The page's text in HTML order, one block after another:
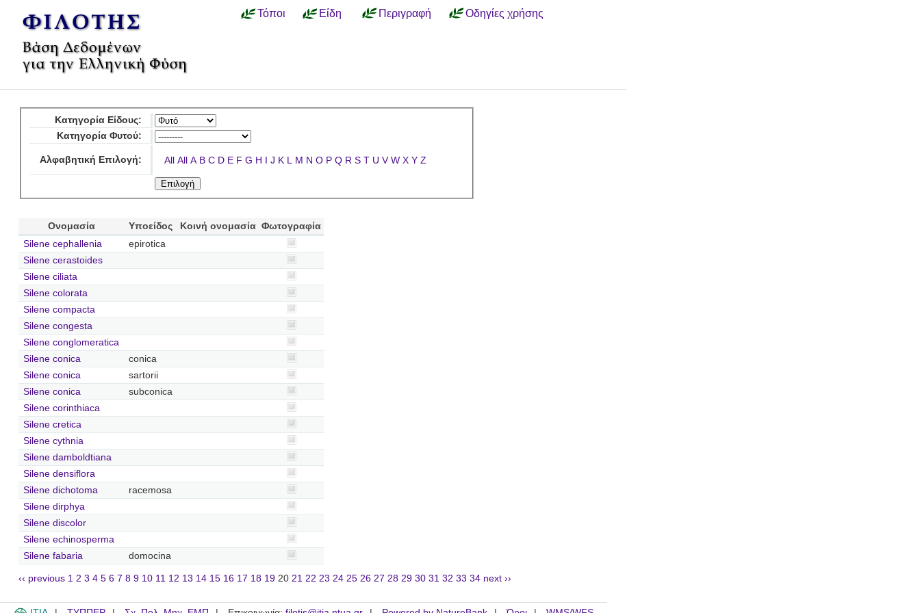
Τόποι Είδη Περιγραφή Οδηγίες χρήσης
Κατηγορία Είδους:
Κατηγορία Φυτού:
Αλφαβητική Επιλογή: All All A B C D E F G H I J K L M N O P Q R S T U V W X Y Z
Ονομασία Υποείδος Κοινή ονομασία Φωτογραφία
Silene cephallenia
epirotica
Silene cerastoides
Silene ciliata
Silene colorata
Silene compacta
Silene congesta
Silene conglomeratica
Silene conica
conica
Silene conica
sartorii
Silene conica
subconica
Silene corinthiaca
Silene cretica
Silene cythnia
Silene damboldtiana
Silene densiflora
Silene dichotoma
racemosa
Silene dirphya
Silene discolor
Silene echinosperma
Silene fabaria
domocina
‹‹ previous 1 2 3 4 5 6 7 8 9 10 11 12 13 14 15 16 17 18 19 20 21 22 23 24 25 26 27 28 29 30 31 32 33 34 next ››